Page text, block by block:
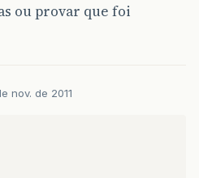
ou provar que foi
nov. de 2011